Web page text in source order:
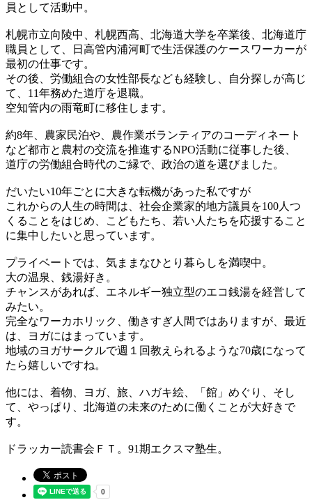
員として活動中。
札幌市立向陵中、札幌西高、北海道大学を卒業後、北海道庁
職員として、日高管内浦河町で生活保護のケースワーカーが
最初の仕事です。
その後、労働組合の女性部長なども経験し、自分探しが高じ
て、11年務めた道庁を退職。
空知管内の雨竜町に移住します。
約8年、農家民泊や、農作業ボランティアのコーディネート
など都市と農村の交流を推進するNPO活動に従事した後、
道庁の労働組合時代のご縁で、政治の道を選びました。
だいたい10年ごとに大きな転機があった私ですが
これからの人生の時間は、社会企業家的地方議員を100人つ
くることをはじめ、こどもたち、若い人たちを応援すること
に集中したいと思っています。
プライベートでは、気ままなひとり暮らしを満喫中。
大の温泉、銭湯好き。
チャンスがあれば、エネルギー独立型のエコ銭湯を経営して
みたい。
完全なワーカホリック、働きすぎ人間ではありますが、最近
は、ヨガにはまっています。
地域のヨガサークルで週１回教えられるような70歳になって
たら嬉しいですね。
他には、着物、ヨガ、旅、ハガキ絵、「館」めぐり、そし
て、やっぱり、北海道の未来のために働くことが大好きで
す。
ドラッカー読書会ＦＴ。91期エクスマ塾生。